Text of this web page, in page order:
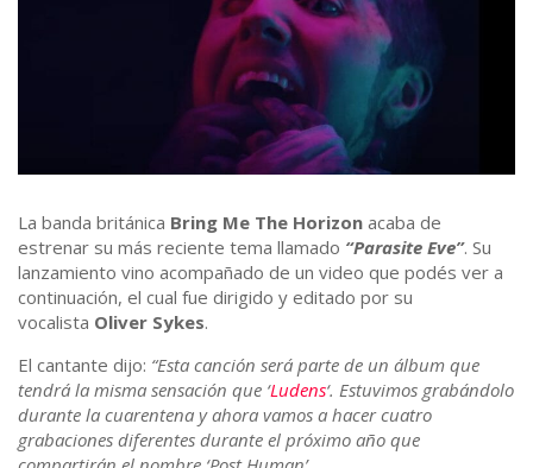
La banda británica Bring Me The Horizon acaba de
estrenar su más reciente tema llamado “Parasite Eve”. Su
lanzamiento vino acompañado de un video que podés ver a
continuación, el cual fue dirigido y editado por su
vocalista Oliver Sykes.
El cantante dijo: “Esta canción será parte de un álbum que
tendrá la misma sensación que ‘Ludens‘. Estuvimos grabándolo
durante la cuarentena y ahora vamos a hacer cuatro
grabaciones diferentes durante el próximo año que